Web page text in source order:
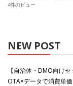
4件のビュー
NEW POST
【自治体・DMO向け
OTA×データで消費単